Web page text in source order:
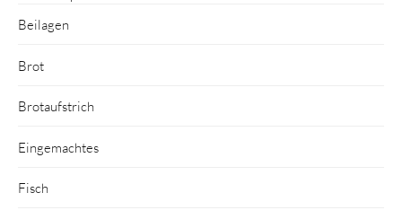
Beilagen
Brot
Brotaufstrich
Eingemachtes
Fisch